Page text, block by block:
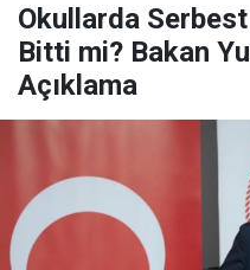
Okullarda
Bitti mi? Bakan
Açıklama